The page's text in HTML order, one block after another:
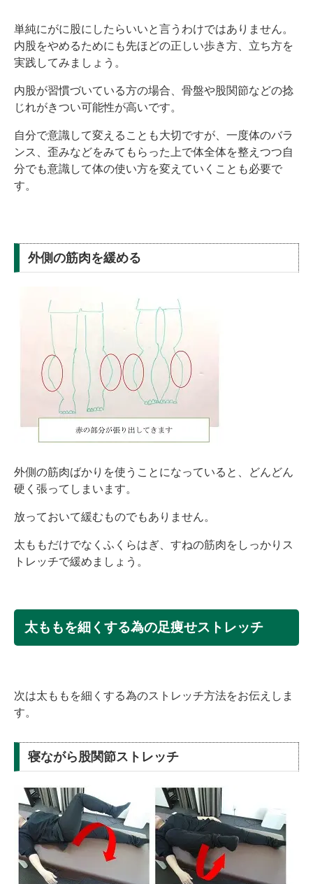
単純にがに股にしたらいいと言うわけではありません。
内股をやめるためにも先ほどの正しい歩き方、立ち方を
実践してみましょう。
内股が習慣づいている方の場合、骨盤や股関節などの捻
じれがきつい可能性が高いです。
自分で意識して変えることも大切ですが、一度体のバラ
ンス、歪みなどをみてもらった上で体全体を整えつつ自
分でも意識して体の使い方を変えていくことも必要で
す。
外側の筋肉を緩める
外側の筋肉ばかりを使うことになっていると、どんどん
硬く張ってしまいます。
放っておいて緩むものでもありません。
太ももだけでなくふくらはぎ、すねの筋肉をしっかりス
トレッチで緩めましょう。
太ももを細くする為の足痩せストレッチ
次は太ももを細くする為のストレッチ方法をお伝えしま
す。
寝ながら股関節ストレッチ